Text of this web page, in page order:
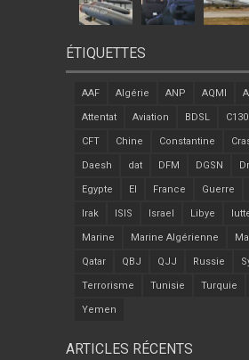
ÉTIQUETTES
AAF Algérie ANP AQMI
Attentat Aviation BDSL C130
CFT Chine Constantine
Daesh dat DFM DGSN
Egypte EI France Guerre
Irak ISIS Israel Libye
Marine Marine Algérienne
Qatar QBJ QJJ Russie
Terrorisme Tunisie Turquie
Yemen
ARTICLES RÉCENTS